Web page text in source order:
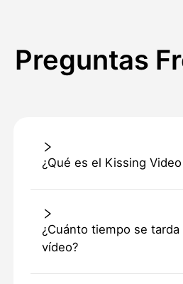
Preguntas
¿Qué es el Kissing
¿Cuánto tiempo se
vídeo?